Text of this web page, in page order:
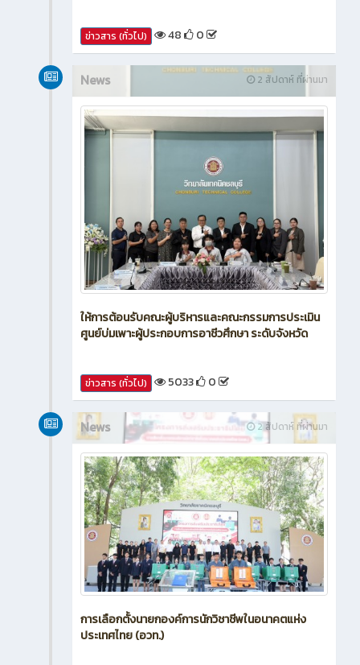
ข่าวสาร (ทั่วไป) 48 0
2 สัปดาห์ ที่ผ่านมา
News
ให้การต้อนรับคณะผู้บริหารและคณะกรรมการประเมิน
ศูนย์บ่มเพาะผู้ประกอบการอาชีวศึกษา ระดับจังหวัด
ข่าวสาร (ทั่วไป) 5033 0
2 สัปดาห์ ที่ผ่านมา
News
การเลือกตั้งนายกองค์การนักวิชาชีพในอนาคตแห่ง
ประเทศไทย (อวท.)